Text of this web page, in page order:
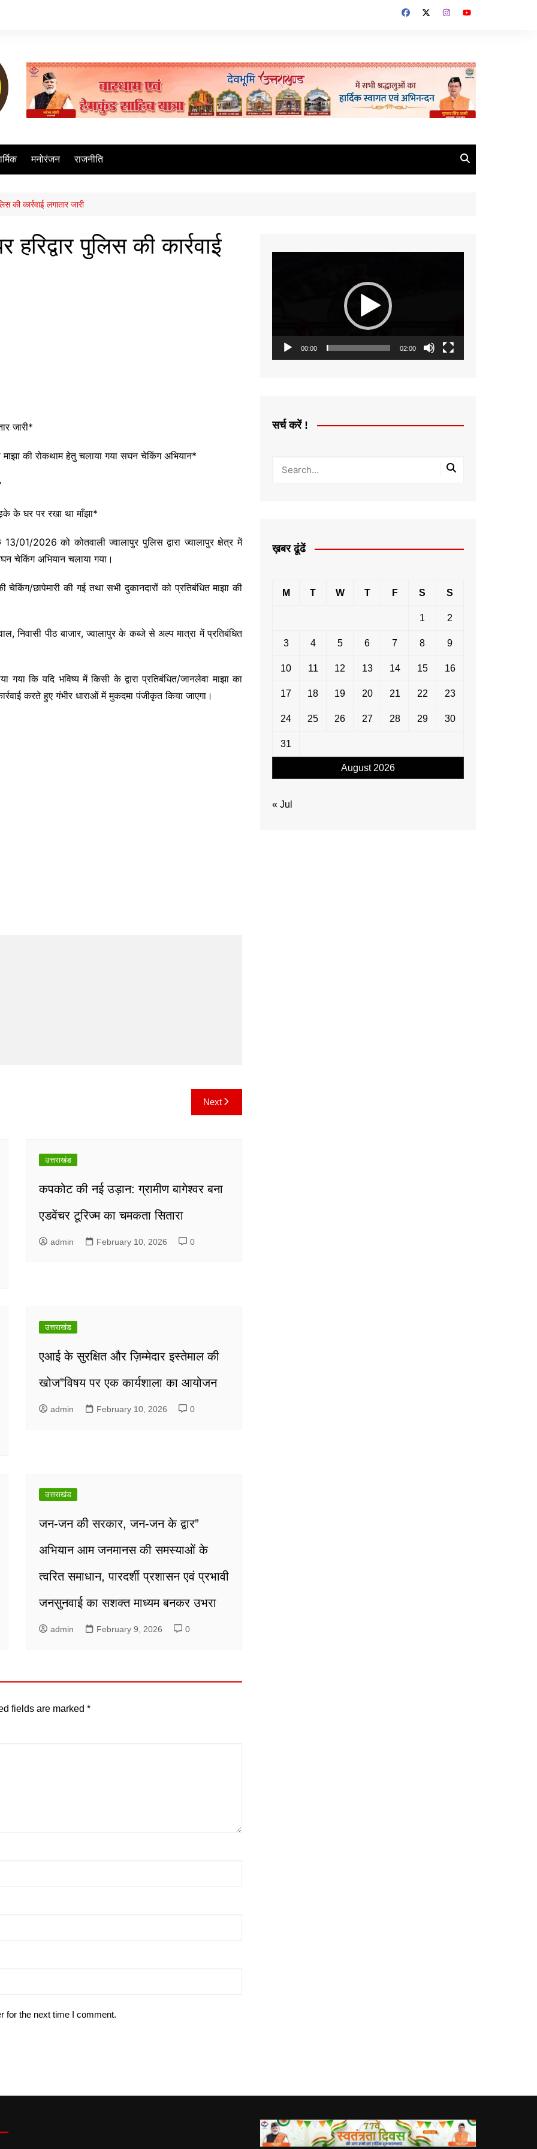
मनोरंजन राजनीति
की कार्रवाई लगातार जारी
पुलिस की कार्रवाई
जारी*
माझा की रोकथाम हेतु चलाया गया सघन चेकिंग अभियान*
के घर पर रखा था माँझा*
01/2026 को कोतवाली ज्वालापुर पुलिस द्वारा ज्वालापुर क्षेत्र में
चेकिंग अभियान चलाया गया।
छापेमारी की गई तथा सभी दुकानदारों को प्रतिबंधित माझा की
निवासी पीठ बाजार, ज्वालापुर के कब्जे से अल्प मात्रा में प्रतिबंधित
कि यदि भविष्य में किसी के द्वारा प्रतिबंधित/जानलेवा माझा का
करते हुए गंभीर धाराओं में मुकदमा पंजीकृत किया जाएगा।
Next
उत्तराखंड
कपकोट की नई उड़ान: ग्रामीण बागेश्वर बना
एडवेंचर टूरिज्म का चमकता सितारा
admin February 10, 2026 0
उत्तराखंड
एआई के सुरक्षित और ज़िम्मेदार इस्तेमाल की
खोज”विषय पर एक कार्यशाला का आयोजन
admin February 10, 2026 0
उत्तराखंड
जन-जन की सरकार, जन-जन के द्वार”
अभियान आम जनमानस की समस्याओं के
त्वरित समाधान, पारदर्शी प्रशासन एवं प्रभावी
जनसुनवाई का सशक्त माध्यम बनकर उभरा
admin February 9, 2026 0
fields are marked *
for the next time I comment.
00:00 02:00
सर्च करें !
ख़बर ढूंढें
August 2026
M T W T F S S
1 2
3 4 5 6 7 8 9
10 11 12 13 14 15 16
17 18 19 20 21 22 23
24 25 26 27 28 29 30
31
« Jul